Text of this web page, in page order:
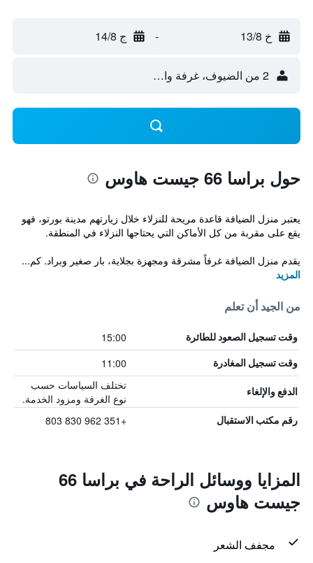
خ 13/8 - ج 14/8
2 من الضيوف، غرفة واحدة
حول براسا 66 جيست هاوس
يعتبر منزل الضيافة قاعدة مريحة للنزلاء خلال زيارتهم مدينة بورتو، فهو
يقع على مقربة من كل الأماكن التي يحتاجها النزلاء في المنطقة.
يقدم منزل الضيافة غرفاً مشرقة ومجهزة بجلاية، بار صغير وبراد. كم...
المزيد
من الجيد أن تعلم
وقت تسجيل الصعود للطائرة 15:00
وقت تسجيل المغادرة 11:00
الدفع والإلغاء
تختلف السياسات حسب
نوع الغرفة ومزود الخدمة.
رقم مكتب الاستقبال +351 962 830 803
المزايا ووسائل الراحة في براسا 66
جيست هاوس
مجفف الشعر